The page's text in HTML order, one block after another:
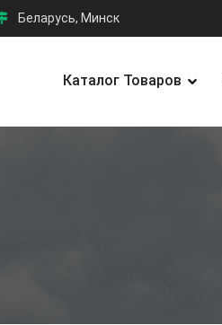
Беларусь, Минск
Каталог Товаров